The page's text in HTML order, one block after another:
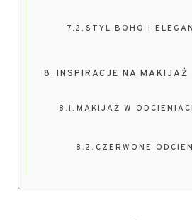
STYL BOHO I
INSPIRACJE NA MAKIJAŻ
MAKIJAŻ W
CZERWONE